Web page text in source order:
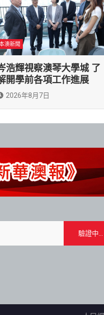
澳新聞
浩輝視察澳琴大學城 了
開學前各項工作進展
2026年8月7日